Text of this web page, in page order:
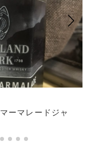
ーマレードジャ